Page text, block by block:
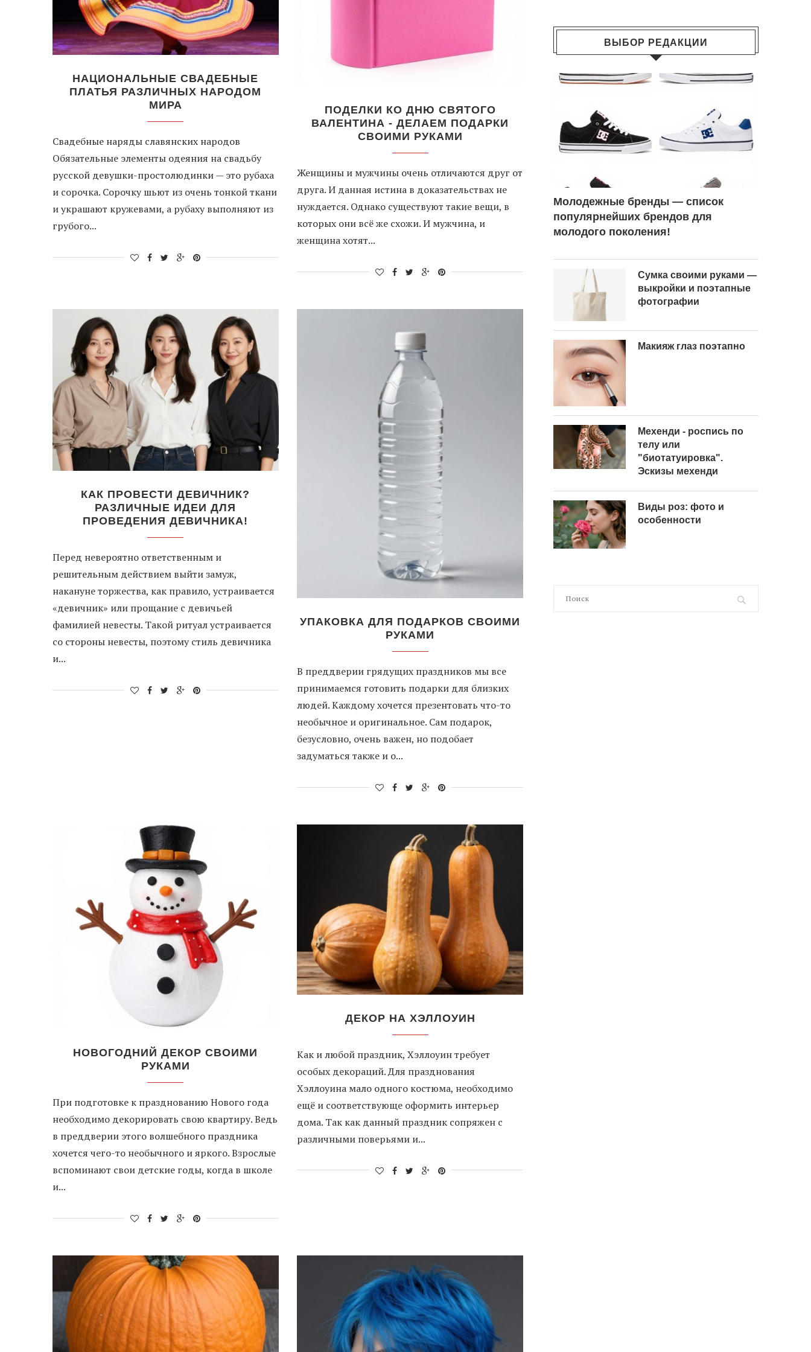
НАЦИОНАЛЬНЫЕ СВАДЕБНЫЕ
ПЛАТЬЯ РАЗЛИЧНЫХ НАРОДОМ
МИРА
Свадебные наряды славянских народов
Обязательные элементы одеяния на свадьбу
русской девушки-простолюдинки — это рубаха
и сорочка. Сорочку шьют из очень тонкой ткани
и украшают кружевами, а рубаху выполняют из
грубого...
ПОДЕЛКИ КО ДНЮ СВЯТОГО
ВАЛЕНТИНА - ДЕЛАЕМ ПОДАРКИ
СВОИМИ РУКАМИ
Женщины и мужчины очень отличаются друг от
друга. И данная истина в доказательствах не
нуждается. Однако существуют такие вещи, в
которых они всё же схожи. И мужчина, и
женщина хотят...
КАК ПРОВЕСТИ ДЕВИЧНИК?
РАЗЛИЧНЫЕ ИДЕИ ДЛЯ
ПРОВЕДЕНИЯ ДЕВИЧНИКА!
Перед невероятно ответственным и
решительным действием выйти замуж,
накануне торжества, как правило, устраивается
«девичник» или прощание с девичьей
фамилией невесты. Такой ритуал устраивается
со стороны невесты, поэтому стиль девичника
и...
УПАКОВКА ДЛЯ ПОДАРКОВ СВОИМИ
РУКАМИ
В преддверии грядущих праздников мы все
принимаемся готовить подарки для близких
людей. Каждому хочется презентовать что-то
необычное и оригинальное. Сам подарок,
безусловно, очень важен, но подобает
задуматься также и о...
НОВОГОДНИЙ ДЕКОР СВОИМИ
РУКАМИ
При подготовке к празднованию Нового года
необходимо декорировать свою квартиру. Ведь
в преддверии этого волшебного праздника
хочется чего-то необычного и яркого. Взрослые
вспоминают свои детские годы, когда в школе
и...
ДЕКОР НА ХЭЛЛОУИН
Как и любой праздник, Хэллоуин требует
особых декораций. Для празднования
Хэллоуина мало одного костюма, необходимо
ещё и соответствующе оформить интерьер
дома. Так как данный праздник сопряжен с
различными поверьями и...
ВЫБОР РЕДАКЦИИ
Молодежные бренды — список
популярнейших брендов для
молодого поколения!
Сумка своими руками —
выкройки и поэтапные
фотографии
Макияж глаз поэтапно
Мехенди - роспись по
телу или
"биотатуировка".
Эскизы мехенди
Виды роз: фото и
особенности